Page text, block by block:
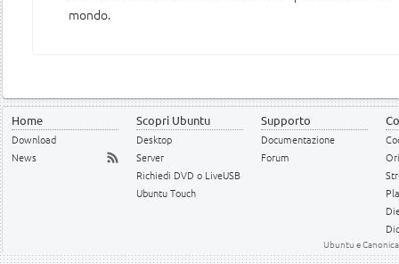
mondo.
Home
Download
News
Scopri Ubuntu
Desktop
Server
Richiedi DVD o LiveUSB
Ubuntu Touch
Supporto
Documentazione
Forum
Ubuntu e